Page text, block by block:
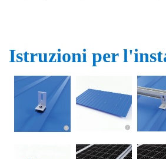
Istruzioni per